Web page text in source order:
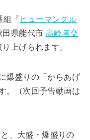
組『 ヒューマングル
田県能代市 高齢者交
り上げられます。
爆盛りの「からあげ
。（次回予告動画は
、大盛・爆盛りの